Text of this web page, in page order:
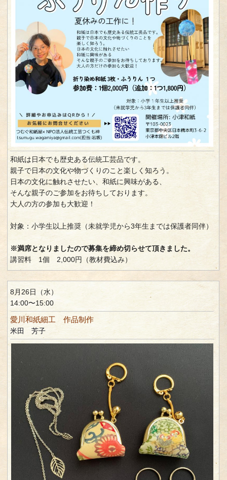
和紙は日本でも歴史ある伝統工芸品です。
親子で日本の文化や物づくりのこと楽しく知ろう。
日本の文化に触れさせたい、和紙に興味がある、
そんな親子のご参加をお待ちしております。
大人の方の参加も大歓迎！
対象：小学生以上推奨（未就学児から3年生までは保護者同伴）
※満席となりましたので募集を締め切らせて頂きました。
講習料 1個 2,000円（教材費込み）
8月26日（水）
14:00〜15:00
愛川和紙細工 作品制作
米田 芳子